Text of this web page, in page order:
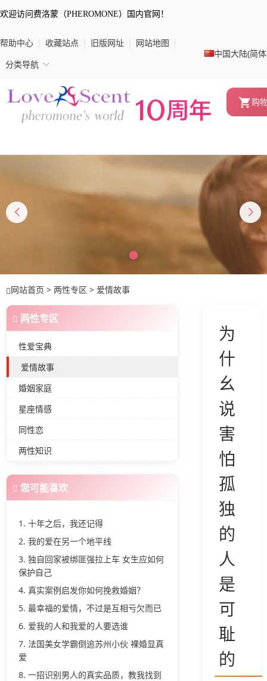
欢迎访问费洛蒙（PHEROMONE）国内官网！
中国大陆(简
帮助中心 收藏站点 旧版网址 网站地图
◇
分类导航
购
爱情的秘密
网站首页 > 两性专区 > 爱情故事
两性专区
性爱宝典
爱情故事
婚姻家庭
星座情感
同性恋
两性知识
您可能喜欢
1. 十年之后，我还记得
2. 我的爱在另一个地平线
3. 独自回家被绑匪强拉上车 女生应如何
保护自己
4. 真实案例启发你如何挽救婚姻？
5. 最幸福的爱情，不过是互相亏欠而已
6. 爱我的人和我爱的人要选谁
7. 法国美女学霸倒追苏州小伙 裸婚显真
爱
8. 一招识别男人的真实品质，教我找到
为
什
幺
说
害
怕
孤
独
的
人
是
可
耻
的